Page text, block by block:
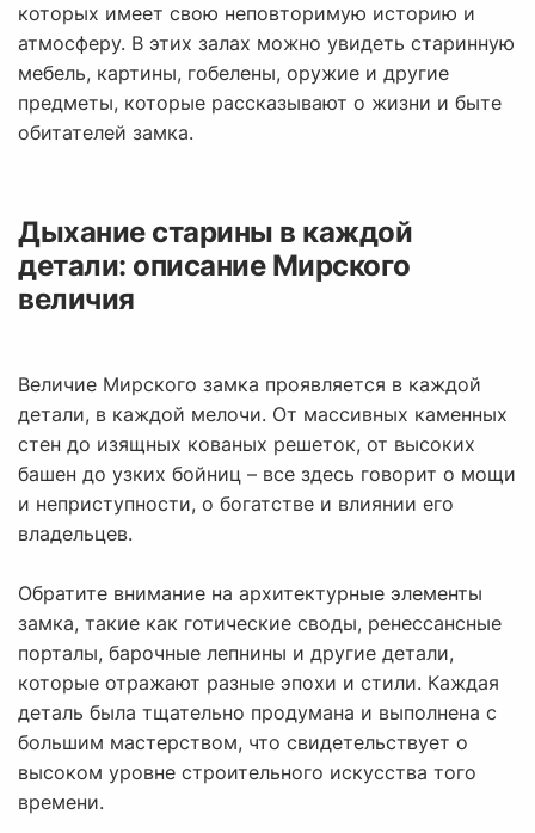
которых имеет свою неповторимую историю и
атмосферу. В этих залах можно увидеть старинную
мебель, картины, гобелены, оружие и другие
предметы, которые рассказывают о жизни и быте
обитателей замка.
Дыхание старины в каждой
детали: описание Мирского
величия
Величие Мирского замка проявляется в каждой
детали, в каждой мелочи. От массивных каменных
стен до изящных кованых решеток, от высоких
башен до узких бойниц – все здесь говорит о мощи
и неприступности, о богатстве и влиянии его
владельцев.
Обратите внимание на архитектурные элементы
замка, такие как готические своды, ренессансные
порталы, барочные лепнины и другие детали,
которые отражают разные эпохи и стили. Каждая
деталь была тщательно продумана и выполнена с
большим мастерством, что свидетельствует о
высоком уровне строительного искусства того
времени.